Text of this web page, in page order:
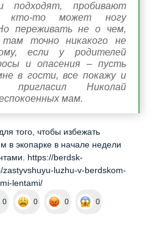
подходят, пробивают
кто-то может ногу
переживать не о чем,
точно никакого не
если у родителей
и опасения – пусть
в гости, все покажу и
Николай
мам.
того, чтобы избежать
в экопарке в начале недели
https://berdsk-
luzhu-v-berdskom-
lentami/
0 0 0 0